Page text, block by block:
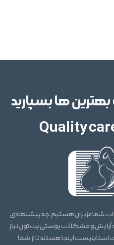
ها بسپارید
Quality
شما عزیزان هستیم. چه پیشنهادی
آرایش و مشکلات پوستی پت تون نیاز
اینجا هستند تا از شما